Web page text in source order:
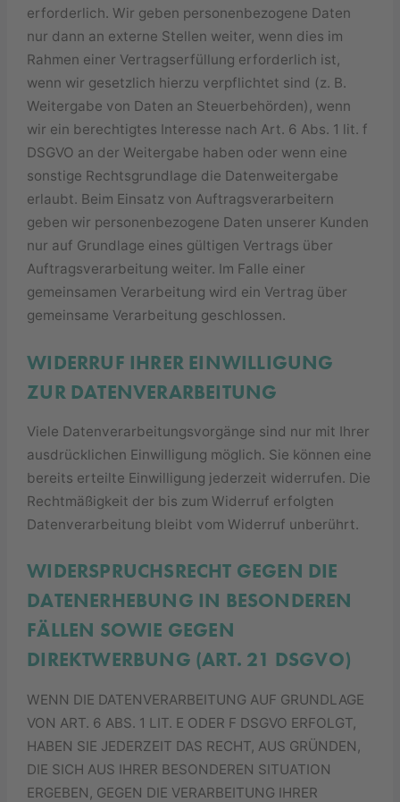
erforderlich. Wir geben personenbezogene Daten
nur dann an externe Stellen weiter, wenn dies im
Rahmen einer Vertragserfüllung erforderlich ist,
wenn wir gesetzlich hierzu verpflichtet sind (z. B.
Weitergabe von Daten an Steuerbehörden), wenn
wir ein berechtigtes Interesse nach Art. 6 Abs. 1 lit. f
DSGVO an der Weitergabe haben oder wenn eine
sonstige Rechtsgrundlage die Datenweitergabe
erlaubt. Beim Einsatz von Auftragsverarbeitern
geben wir personenbezogene Daten unserer Kunden
nur auf Grundlage eines gültigen Vertrags über
Auftragsverarbeitung weiter. Im Falle einer
gemeinsamen Verarbeitung wird ein Vertrag über
gemeinsame Verarbeitung geschlossen.
WIDERRUF IHRER EINWILLIGUNG
ZUR DATENVERARBEITUNG
Viele Datenverarbeitungsvorgänge sind nur mit Ihrer
ausdrücklichen Einwilligung möglich. Sie können eine
bereits erteilte Einwilligung jederzeit widerrufen. Die
Rechtmäßigkeit der bis zum Widerruf erfolgten
Datenverarbeitung bleibt vom Widerruf unberührt.
WIDERSPRUCHSRECHT GEGEN DIE
DATENERHEBUNG IN BESONDEREN
FÄLLEN SOWIE GEGEN
DIREKTWERBUNG (ART. 21 DSGVO)
WENN DIE DATENVERARBEITUNG AUF GRUNDLAGE
VON ART. 6 ABS. 1 LIT. E ODER F DSGVO ERFOLGT,
HABEN SIE JEDERZEIT DAS RECHT, AUS GRÜNDEN,
DIE SICH AUS IHRER BESONDEREN SITUATION
ERGEBEN, GEGEN DIE VERARBEITUNG IHRER